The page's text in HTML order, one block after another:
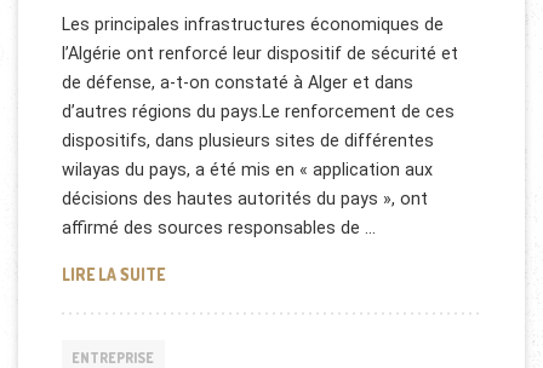
Les principales infrastructures économiques de
l’Algérie ont renforcé leur dispositif de sécurité et
de défense, a-t-on constaté à Alger et dans
d’autres régions du pays.Le renforcement de ces
dispositifs, dans plusieurs sites de différentes
wilayas du pays, a été mis en « application aux
décisions des hautes autorités du pays », ont
affirmé des sources responsables de …
LIRE LA SUITEINFRASTRUCTURES ÉCONOMIQUES EN ALGÉRIE
ENTREPRISE